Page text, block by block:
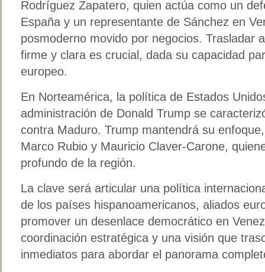
Rodríguez Zapatero, quien actúa como un
España y un representante de Sánchez en
posmoderno movido por negocios. Trasladar
firme y clara es crucial, dada su capacidad
europeo.
En Norteamérica, la política de Estados
administración de Donald Trump se
contra Maduro. Trump mantendrá su
Marco Rubio y Mauricio Claver-Carone,
profundo de la región.
La clave será articular una política
de los países hispanoamericanos, aliados
promover un desenlace democrático en
coordinación estratégica y una visión que
inmediatos para abordar el panorama